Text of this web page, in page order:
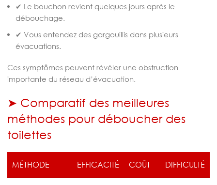
✔ Le bouchon revient quelques jours après le
débouchage.
✔ Vous entendez des gargouillis dans plusieurs
évacuations.
Ces symptômes peuvent révéler une obstruction
importante du réseau d’évacuation.
➤ Comparatif des meilleures
méthodes pour déboucher des
toilettes
MÉTHODE EFFICACITÉ COÛT DIFFICULTÉ